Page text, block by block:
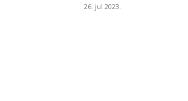
26. jul 2023.